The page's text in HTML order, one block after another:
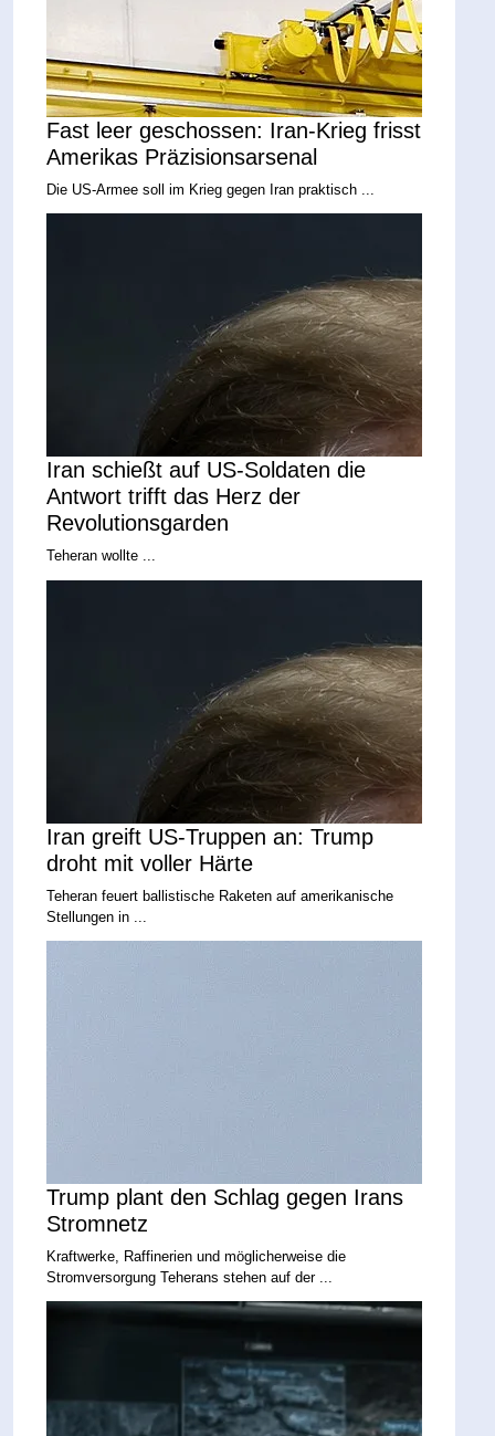
Fast leer geschossen: Iran-Krieg frisst
Amerikas Präzisionsarsenal
Die US-Armee soll im Krieg gegen Iran praktisch ...
Iran schießt auf US-Soldaten die
Antwort trifft das Herz der
Revolutionsgarden
Teheran wollte ...
Iran greift US-Truppen an: Trump
droht mit voller Härte
Teheran feuert ballistische Raketen auf amerikanische
Stellungen in ...
Trump plant den Schlag gegen Irans
Stromnetz
Kraftwerke, Raffinerien und möglicherweise die
Stromversorgung Teherans stehen auf der ...